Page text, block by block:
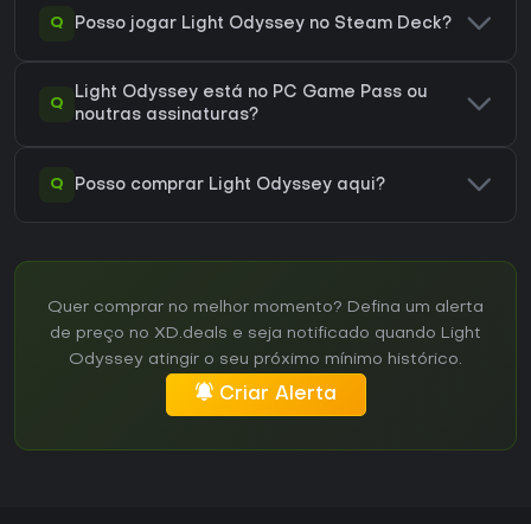
Q Posso jogar Light Odyssey no Steam Deck?
Q
Light Odyssey está no PC Game Pass ou
noutras assinaturas?
Q Posso comprar Light Odyssey aqui?
Quer comprar no melhor momento? Defina um alerta
de preço no XD.deals e seja notificado quando Light
Odyssey atingir o seu próximo mínimo histórico.
Criar Alerta